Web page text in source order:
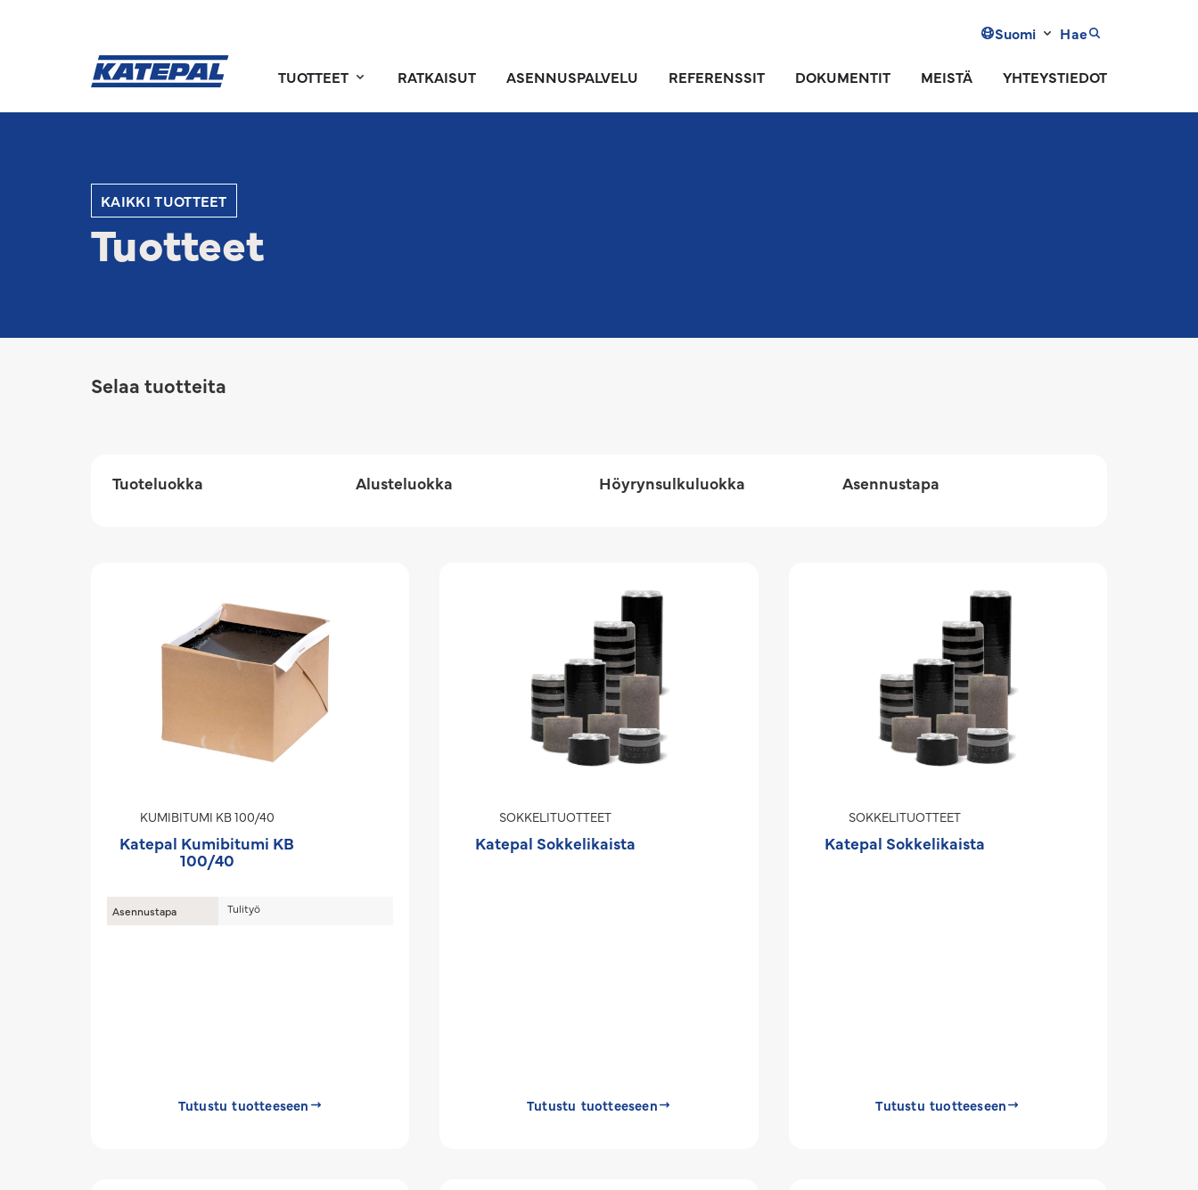
Suomi Hae
TUOTTEET RATKAISUT ASENNUSPALVELU REFERENSSIT DOKUMENTIT MEISTÄ YHTEYSTIEDOT
KAIKKI TUOTTEET
Tuotteet
Selaa tuotteita
Tuoteluokka Alusteluokka Höyrynsulkuluokka Asennustapa
KUMIBITUMI KB 100/40
Katepal Kumibitumi KB
100/40
Asennustapa Tulityö
Tutustu tuotteeseen
SOKKELITUOTTEET
Katepal Sokkelikaista
Tutustu tuotteeseen
SOKKELITUOTTEET
Katepal Sokkelikaista
Tutustu tuotteeseen